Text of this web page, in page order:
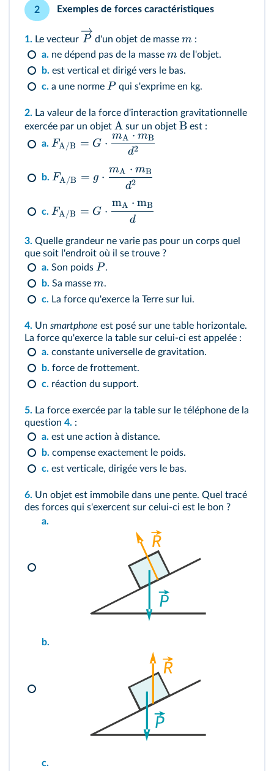
2 Exemples de forces caractéristiques
1. Le vecteur P d'un objet de masse m :
a.
ne dépend pas de la masse m de l'objet.
b.
est vertical et dirigé vers le bas.
c. a une norme P qui s'exprime en kg.
2. La valeur de la force d'interaction gravitationnelle
exercée par un objet A sur un objet B est :
a. FA/B = G ⋅
d2
mA ⋅ mB
b. FA/B = g ⋅
d2
mA ⋅ mB
c. FA/B = G ⋅
d
mA ⋅ mB
3. Quelle grandeur ne varie pas pour un corps quel
que soit l'endroit où il se trouve ?
a. Son poids P.
b. Sa masse m.
c.
La force qu'exerce la Terre sur lui.
4. Un smartphone est posé sur une table horizontale.
La force qu'exerce la table sur celui-ci est appelée :
a. constante universelle de gravitation.
b. force de frottement.
c. réaction du support.
5. La force exercée par la table sur le téléphone de la
question 4. :
a.
est une action à distance.
b. compense exactement le poids.
c.
est verticale, dirigée vers le bas.
6. Un objet est immobile dans une pente. Quel tracé
des forces qui s'exercent sur celui-ci est le bon ?
a.
b.
c.